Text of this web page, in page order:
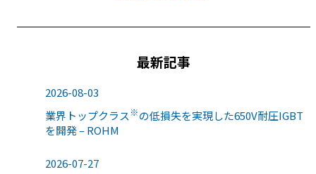
最新記事
2026-08-03
業界トップクラス※の低損失を実現した650V耐圧IGBT
を開発 – ROHM
2026-07-27